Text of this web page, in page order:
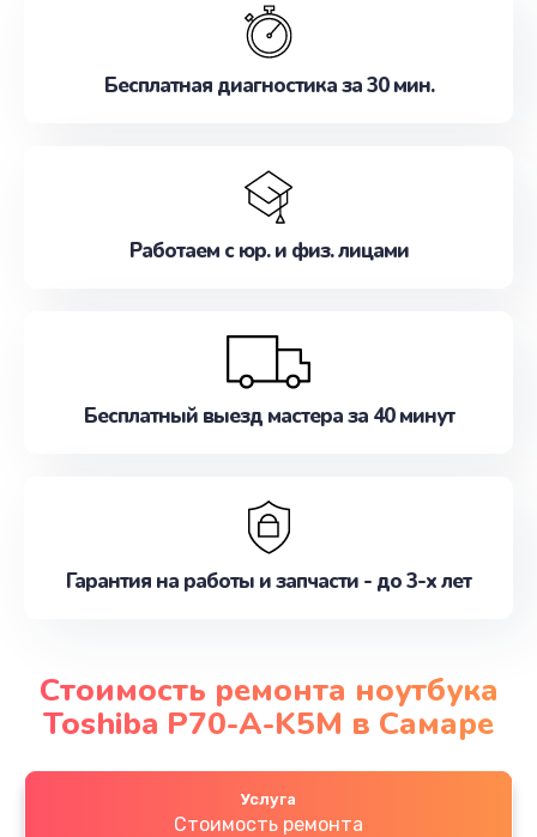
наилучшим образом. Не медлите записаться на
Бесплатная диагностика за 30 мин.
Работаем с юр. и физ. лицами
Бесплатный выезд мастера за 40 минут
Гарантия на работы и запчасти - до 3-х лет
Стоимость ремонта ноутбука
Toshiba P70-A-K5M в Самаре
Услуга
Стоимость ремонта